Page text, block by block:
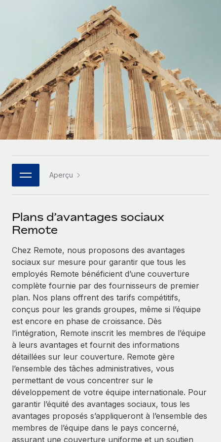
Gestion des freelances
Intégrez et gérez vos freelances partout dans le monde
Sous-traitez les opérations complexes liées à l’emploi
INFRASTRUCTURE
Intégration Remote
Intégrez vos RH aux flux de travail en toute simplicité
Plateforme
Connecter
Nouveau
Connectez n'importe quel outil d’IA à Remote grâce à
notre MCP
Intégrations
Rationalisez vos processus avec des outils essentiels
SERVICES
Demandez aux experts
Recevez des conseils d’experts sur les RH à
l’international et la conformité
Contrôles d’antécédents
Simplifiez vos processus de présélection des
candidats
Remote Watchtower
Gardez un temps d’avance sur les risques en
matière de conformité
Gestion des appareils
Achetez et suivez vos équipements informatiques
dans le monde entier
Examinez notre service par rapport aux autres
CROISSANCE
Start-ups
Des solutions agiles et internationales pour les RH et la
paie des entreprises en pleine croissance
Entreprises intermédiaires
Développez vos équipes avec des solutions RH sur
mesure
Entreprise
Les RH à l’international pour les grandes entreprises
Partenaires stratégiques de la tech
Intégrez les RH à l’international de manière flexible
Devenir partenaire
Explorez avec nous vos opportunités de partenariat
Remote Build
Bientôt disponible
Conseil en intégrations et automatisations assistées par
ÉTUDES DE CAS
Comment Weaviate, l'as de l'IA, a développé
ses effectifs de 120 % avec Remote
Weaviate en bref Weaviate crée des infrastructures open
source et AI-first. Sa mission est...
En savoir plus
Calculateur de paiement des freelances
Découvrez les devises disponibles et les vitesses de
paiement pour vos freelances internationaux
APPRENDRE AVEC REMOTE
Recherche et guides
Études de cas
Checklists et modèles
Descriptions de postes
Événements
Données sur les salaires et les talents
Centre de ressources
Obtenir de l’aide
Voir toutes les ressources
BLOG
Paie multipays
EOR et PEO
Gestion des freelances
Deutsch
Español
Italiano
Português (Portugal)
日本語
한국어
Connexion
Aperçu
Plans d’avantages sociaux
Remote
Chez Remote, nous proposons des avantages
sociaux sur mesure pour garantir que tous les
employés Remote bénéficient d’une couverture
complète fournie par des fournisseurs de premier
plan. Nos plans offrent des tarifs compétitifs,
conçus pour les grands groupes, même si l’équipe
est encore en phase de croissance. Dès
l’intégration, Remote inscrit les membres de l’équipe
à leurs avantages et fournit des informations
détaillées sur leur couverture. Remote gère
l’ensemble des tâches administratives, vous
permettant de vous concentrer sur le
développement de votre équipe internationale. Pour
garantir l’équité des avantages sociaux, tous les
avantages proposés s’appliqueront à l’ensemble des
membres de l’équipe dans le pays concerné,
assurant une couverture uniforme et un soutien